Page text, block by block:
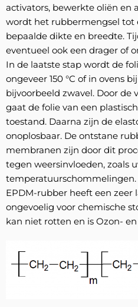
activators, bewerkte oliën en
wordt het rubbermengsel tot
bepaalde dikte en breedte.
eventueel ook een drager of
In de laatste stap wordt de
ongeveer 150 °C of in ovens
bijvoorbeeld zwavel. Door de
gaat de folie van een
toestand. Daarna zijn de
onoplosbaar. De ontstane
membranen zijn door dit
tegen weersinvloeden, zoals
temperatuurschommelingen.
EPDM-rubber heeft een zeer
ongevoelig voor chemische
kan niet rotten en is Ozon-